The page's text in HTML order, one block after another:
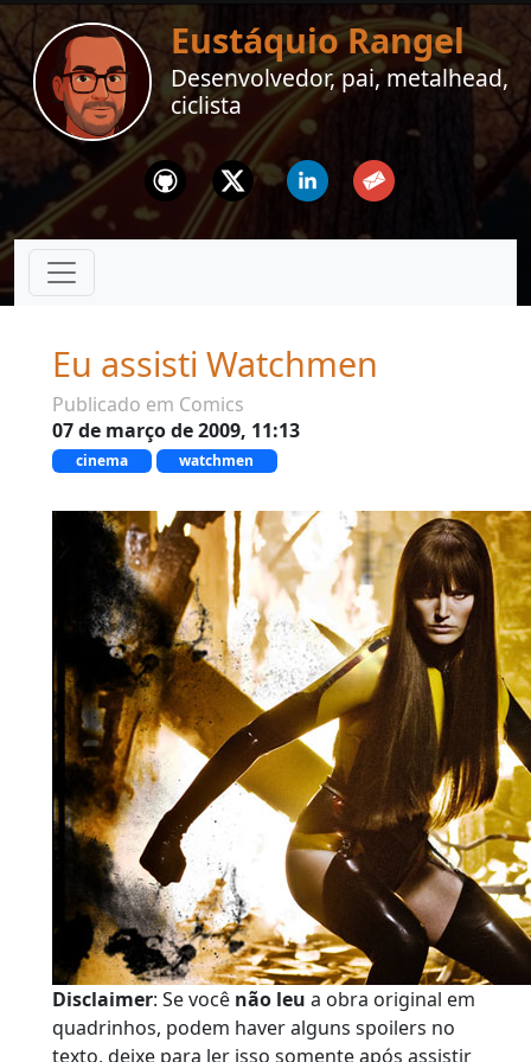
Eustáquio Rangel
Desenvolvedor, pai, metalhead,
ciclista
Github Twitter Linkedin Email
Eu assisti Watchmen
Publicado em Comics
07 de março de 2009, 11:13
cinema watchmen
Disclaimer: Se você não leu a obra original em
quadrinhos, podem haver alguns spoilers no
texto, deixe para ler isso somente após assistir